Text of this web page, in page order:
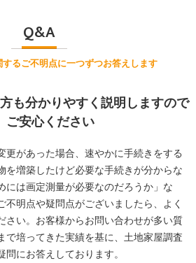
るご不明点に一つずつお答えします
Q&A
も分かりやすく説明しますので
ご安心ください
更があった場合、速やかに手続きをする
を増築したけど必要な手続きが分からな
には画定測量が必要なのだろうか」な
不明点や疑問点がございましたら、よく
さい。お客様からお問い合わせが多い質
で培ってきた実績を基に、土地家屋調査
にお答えしております。